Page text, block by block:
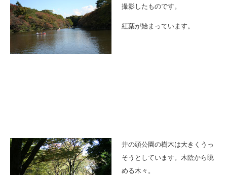
撮影したものです。
紅葉が始まっています。
井の頭公園の樹木は大きくうっ
そうとしています。木陰から眺
める木々。